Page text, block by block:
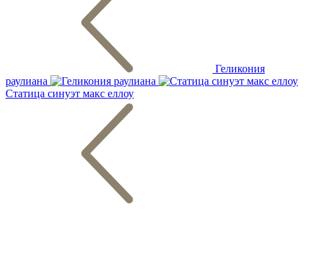
Геликония
раулиана
Статица синуэт макс еллоу